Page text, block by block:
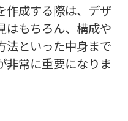
作成する際は、デザ
はもちろん、構成や
法といった中身まで
非常に重要になりま